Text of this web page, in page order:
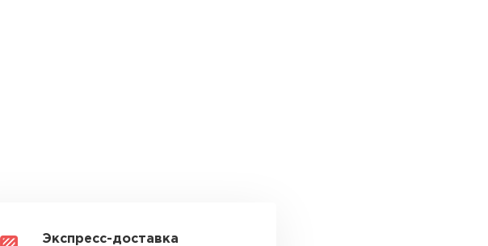
Экспресс-доставка